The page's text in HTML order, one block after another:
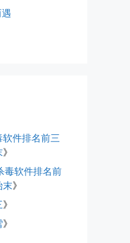
软件排名前三
》
毒软件排名前
末》
》
》
遇